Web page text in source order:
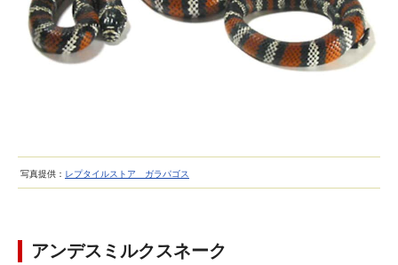
写真提供： レプタイルストア ガラパゴス
アンデスミルクスネーク